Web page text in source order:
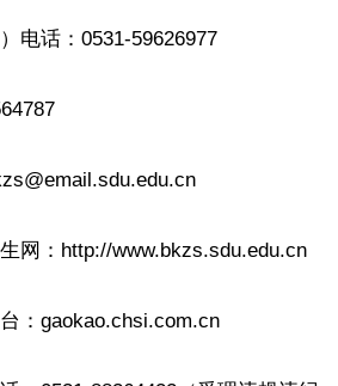
电话：0531-59626977
网：http://www.bkzs.sdu.edu.cn
：gaokao.chsi.com.cn